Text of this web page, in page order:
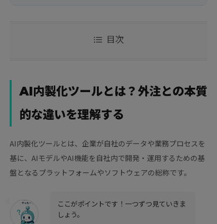
目次
AI内製化ツールとは？外注との本質
的な違いを理解する
AI内製化ツールとは、企業が自社のデータや業務プロセスを
基に、AIモデルやAI機能を自社内で開発・運用するための基
盤となるプラットフォームやソフトウェアの総称です。
ここがポイントです！一つずつ見ていきま
しょう。